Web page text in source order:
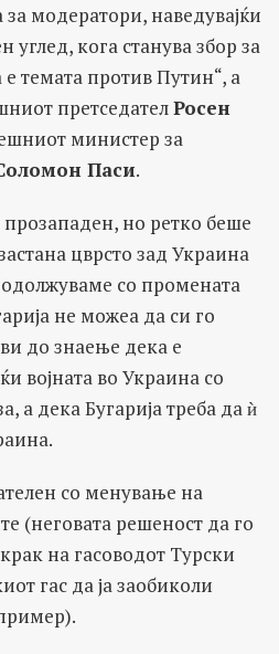
за модератори, наведувајќи
углед, кога станува збор за
е темата против Путин“, а
претседателРосен
министер за
Паси.
но ретко беше
цврсто зад Украина
со промената
не можеа да си го
до знаење дека е
војната во Украина со
а дека Бугарија треба да ѝ
со менување на
(неговата решеност да го
на гасоводот Турски
гас да ја заобиколи